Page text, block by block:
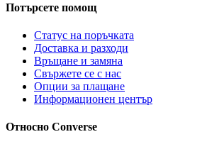
Потърсете помощ
Статус на поръчката
Доставка и разходи
Връщане и замяна
Свържете се с нас
Опции за плащане
Информационен център
Относно Converse